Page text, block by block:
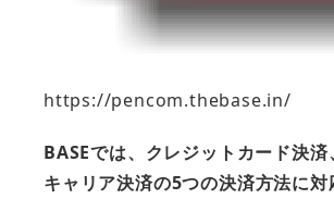
https://pencom.thebase.in/
BASEでは、クレジットカード決
キャリア決済の5つの決済方法に対